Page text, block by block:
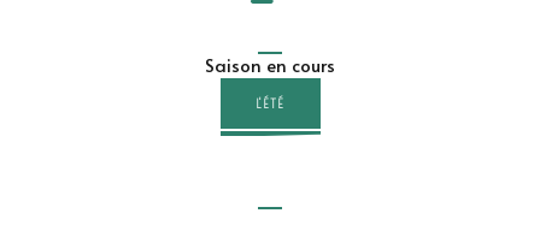
Saison en cours
L'ÉTÉ